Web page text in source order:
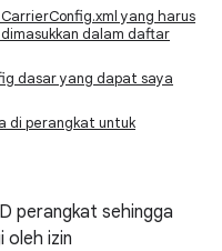
yang harus
dalam daftar
dasar yang dapat saya
di perangkat untuk
perangkat sehingga
oleh izin